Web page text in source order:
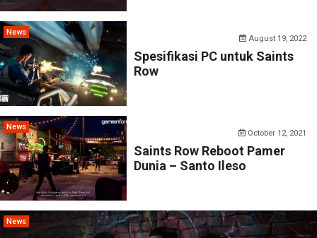
News
August 19, 2022
Spesifikasi PC untuk Saints
Row
News
October 12, 2021
Saints Row Reboot Pamer
Dunia – Santo Ileso
News